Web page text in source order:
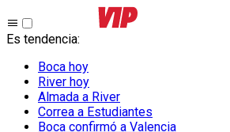
Es tendencia:
Boca hoy
River hoy
Almada a River
Correa a Estudiantes
Boca confirmó a Valencia